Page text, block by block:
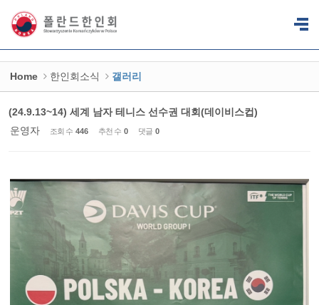
Home 한인회소식 갤러리
(24.9.13~14) 세계 남자 테니스 선수권 대회(데이비스컵)
운영자
조회 수 446 추천 수 0 댓글 0